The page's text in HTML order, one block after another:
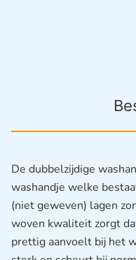
De dubbelzijdige
washandje welke
(niet geweven) lagen
woven kwaliteit zorgt
prettig aanvoelt bij het